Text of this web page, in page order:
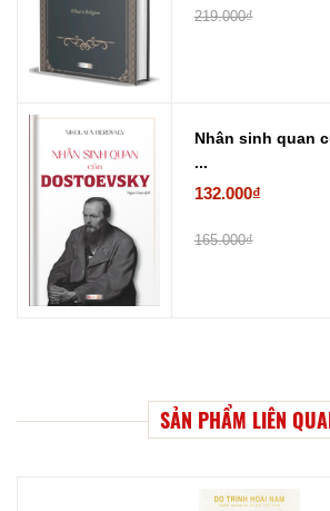
219.000₫
Nhân sinh quan
...
132.000₫
165.000₫
SẢN PHẨM LIÊN